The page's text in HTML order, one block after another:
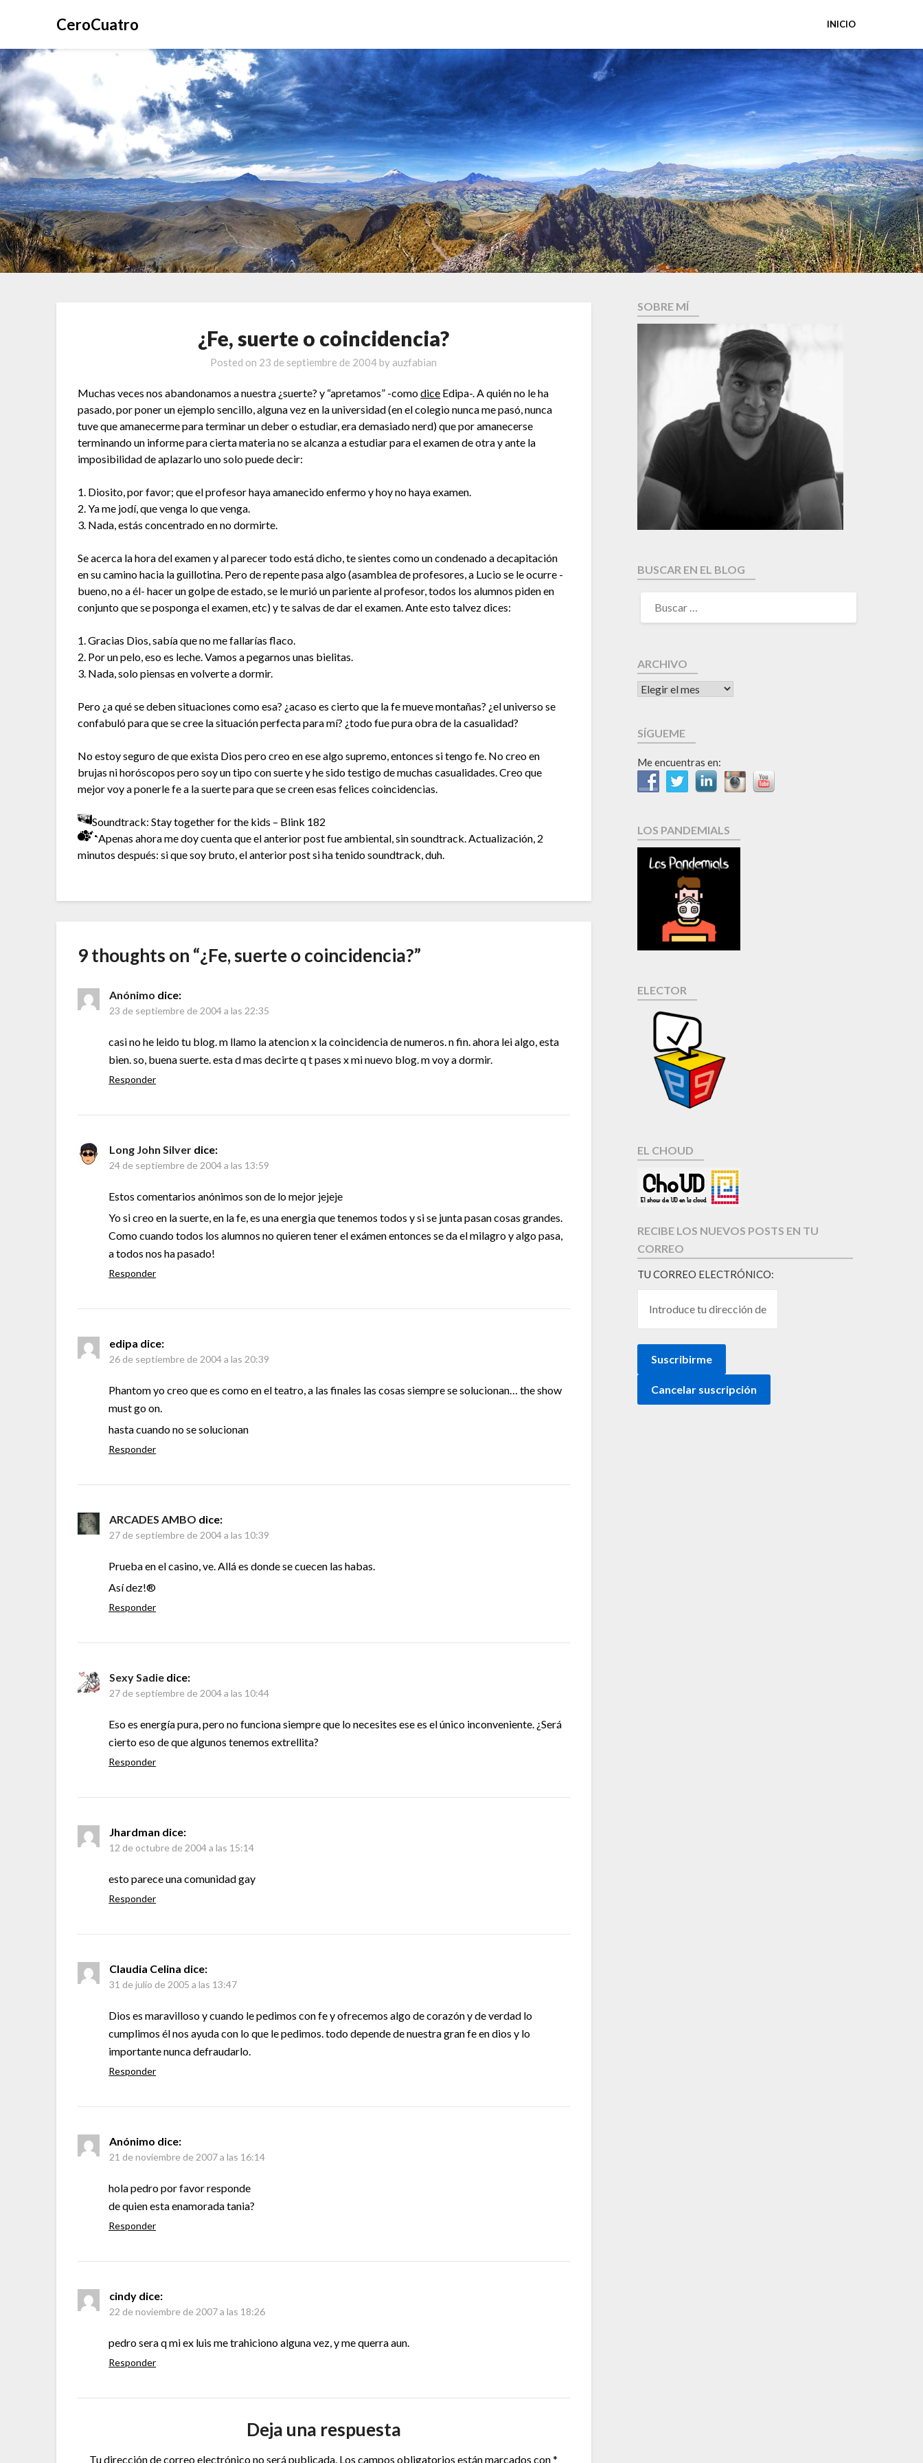
CeroCuatro INICIO
¿Fe, suerte o coincidencia?
Posted on 23 de septiembre de 2004 by auzfabian
Muchas veces nos abandonamos a nuestra ¿suerte? y “apretamos” -comodice Edipa-. A quién no le ha
pasado, por poner un ejemplo sencillo, alguna vez en la universidad (en el colegio nunca me pasó, nunca
tuve que amanecerme para terminar un deber o estudiar, era demasiado nerd) que por amanecerse
terminando un informe para cierta materia no se alcanza a estudiar para el examen de otra y ante la
imposibilidad de aplazarlo uno solo puede decir:
1. Diosito, por favor; que el profesor haya amanecido enfermo y hoy no haya examen.
2. Ya me jodí, que venga lo que venga.
3. Nada, estás concentrado en no dormirte.
Se acerca la hora del examen y al parecer todo está dicho, te sientes como un condenado a decapitación
en su camino hacia la guillotina. Pero de repente pasa algo (asamblea de profesores, a Lucio se le ocurre -
bueno, no a él- hacer un golpe de estado, se le murió un pariente al profesor, todos los alumnos piden en
conjunto que se posponga el examen, etc) y te salvas de dar el examen. Ante esto talvez dices:
1. Gracias Dios, sabía que no me fallarías flaco.
2. Por un pelo, eso es leche. Vamos a pegarnos unas bielitas.
3. Nada, solo piensas en volverte a dormir.
Pero ¿a qué se deben situaciones como esa? ¿acaso es cierto que la fe mueve montañas? ¿el universo se
confabuló para que se cree la situación perfecta para mí? ¿todo fue pura obra de la casualidad?
No estoy seguro de que exista Dios pero creo en ese algo supremo, entonces si tengo fe. No creo en
brujas ni horóscopos pero soy un tipo con suerte y he sido testigo de muchas casualidades. Creo que
mejor voy a ponerle fe a la suerte para que se creen esas felices coincidencias.
Soundtrack: Stay together for the kids – Blink 182
Apenas ahora me doy cuenta que el anterior post fue ambiental, sin soundtrack. Actualización, 2
minutos después: si que soy bruto, el anterior post si ha tenido soundtrack, duh.
9 thoughts on “¿Fe, suerte o coincidencia?”
Anónimo dice:
23 de septiembre de 2004 a las 22:35
casi no he leido tu blog. m llamo la atencion x la coincidencia de numeros. n fin. ahora lei algo, esta
bien. so, buena suerte. esta d mas decirte q t pases x mi nuevo blog. m voy a dormir.
Responder
Long John Silver dice:
24 de septiembre de 2004 a las 13:59
Estos comentarios anónimos son de lo mejor jejeje
Yo si creo en la suerte, en la fe, es una energia que tenemos todos y si se junta pasan cosas grandes.
Como cuando todos los alumnos no quieren tener el exámen entonces se da el milagro y algo pasa,
a todos nos ha pasado!
Responder
edipa dice:
26 de septiembre de 2004 a las 20:39
Phantom yo creo que es como en el teatro, a las finales las cosas siempre se solucionan… the show
must go on.
hasta cuando no se solucionan
Responder
ARCADES AMBO dice:
27 de septiembre de 2004 a las 10:39
Prueba en el casino, ve. Allá es donde se cuecen las habas.
Así dez!®
Responder
Sexy Sadie dice:
27 de septiembre de 2004 a las 10:44
Eso es energía pura, pero no funciona siempre que lo necesites ese es el único inconveniente. ¿Será
cierto eso de que algunos tenemos extrellita?
Responder
Jhardman dice:
12 de octubre de 2004 a las 15:14
esto parece una comunidad gay
Responder
Claudia Celina dice:
31 de julio de 2005 a las 13:47
Dios es maravilloso y cuando le pedimos con fe y ofrecemos algo de corazón y de verdad lo
cumplimos él nos ayuda con lo que le pedimos. todo depende de nuestra gran fe en dios y lo
importante nunca defraudarlo.
Responder
Anónimo dice:
21 de noviembre de 2007 a las 16:14
hola pedro por favor responde
de quien esta enamorada tania?
Responder
cindy dice:
22 de noviembre de 2007 a las 18:26
pedro sera q mi ex luis me trahiciono alguna vez, y me querra aun.
Responder
Deja una respuesta
Tu dirección de correo electrónico no será publicada. Los campos obligatorios están marcados con*
SOBRE MÍ
BUSCAR EN EL BLOG
ARCHIVO
SÍGUEME
Me encuentras en:
LOS PANDEMIALS
ELECTOR
EL CHOUD
RECIBE LOS NUEVOS POSTS EN TU
CORREO
TU CORREO ELECTRÓNICO: